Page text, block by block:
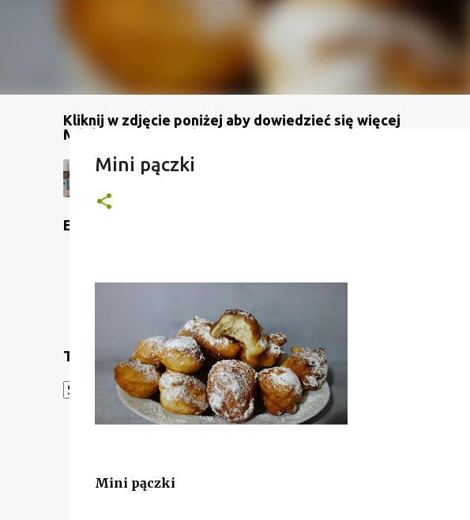
Kliknij w zdjęcie poniżej aby dowiedzieć się więcej
Mój kanał na YouTube
Etykiety
Translate
Powered by Translate
Mini pączki
Mini pączki